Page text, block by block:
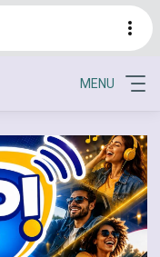
MENU